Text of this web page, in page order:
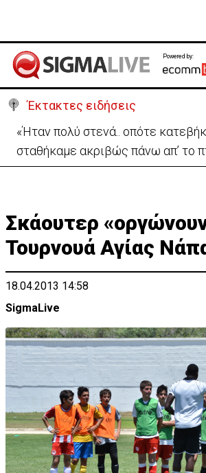
Powered by:
Έκτακτες ειδήσεις
Αεροδρόμιο Λάρνακας:Όλες οι
άνοιγμα του δρόμου προς αφίξεις
Σκάουτερ
Τουρνουά Αγίας
18.04.2013 14:58
SigmaLive